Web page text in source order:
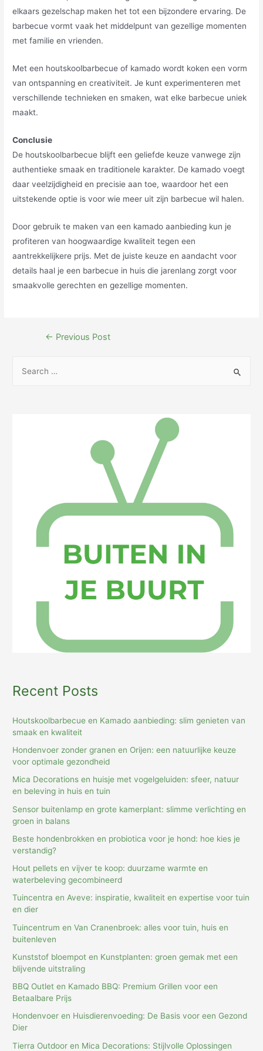
elkaars gezelschap maken het tot een bijzondere ervaring. De
barbecue vormt vaak het middelpunt van gezellige momenten
met familie en vrienden.
Met een houtskoolbarbecue of kamado wordt koken een vorm
van ontspanning en creativiteit. Je kunt experimenteren met
verschillende technieken en smaken, wat elke barbecue uniek
maakt.
Conclusie
De houtskoolbarbecue blijft een geliefde keuze vanwege zijn
authentieke smaak en traditionele karakter. De kamado voegt
daar veelzijdigheid en precisie aan toe, waardoor het een
uitstekende optie is voor wie meer uit zijn barbecue wil halen.
Door gebruik te maken van een kamado aanbieding kun je
profiteren van hoogwaardige kwaliteit tegen een
aantrekkelijkere prijs. Met de juiste keuze en aandacht voor
details haal je een barbecue in huis die jarenlang zorgt voor
smaakvolle gerechten en gezellige momenten.
Post← Previous Post
Recent Posts
Houtskoolbarbecue en Kamado aanbieding: slim genieten van
smaak en kwaliteit
Hondenvoer zonder granen en Orijen: een natuurlijke keuze
voor optimale gezondheid
Mica Decorations en huisje met vogelgeluiden: sfeer, natuur
en beleving in huis en tuin
Sensor buitenlamp en grote kamerplant: slimme verlichting en
groen in balans
Beste hondenbrokken en probiotica voor je hond: hoe kies je
verstandig?
Hout pellets en vijver te koop: duurzame warmte en
waterbeleving gecombineerd
Tuincentra en Aveve: inspiratie, kwaliteit en expertise voor tuin
en dier
Tuincentrum en Van Cranenbroek: alles voor tuin, huis en
buitenleven
Kunststof bloempot en Kunstplanten: groen gemak met een
blijvende uitstraling
BBQ Outlet en Kamado BBQ: Premium Grillen voor een
Betaalbare Prijs
Hondenvoer en Huisdierenvoeding: De Basis voor een Gezond
Dier
Tierra Outdoor en Mica Decorations: Stijlvolle Oplossingen